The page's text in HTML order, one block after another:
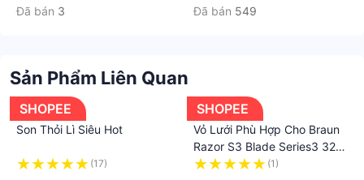
Đã bán 3
Đã bán 549
Sản Phẩm Liên Quan
SHOPEE
Son Thỏi Lì Siêu Hot
(17)
SHOPEE
Vỏ Lưới Phù Hợp Cho Braun
Razor S3 Blade Series3 32B
3000S 3010S 3020S 350cc
(1)